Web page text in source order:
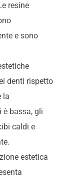
resine
e sono
denti rispetto
la
bassa, gli
caldi e
estetica